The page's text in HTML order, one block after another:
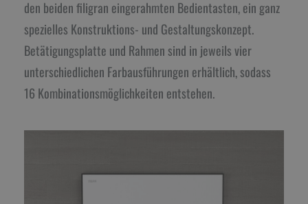
den beiden filigran eingerahmten Bedientasten, ein ganz
spezielles Konstruktions- und Gestaltungskonzept.
Betätigungsplatte und Rahmen sind in jeweils vier
unterschiedlichen Farbausführungen erhältlich, sodass
16 Kombinationsmöglichkeiten entstehen.